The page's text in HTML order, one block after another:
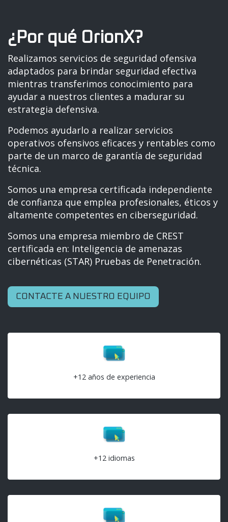
¿Por qué OrionX?
Realizamos servicios de seguridad ofensiva
adaptados para brindar seguridad efectiva
mientras transferimos conocimiento para
ayudar a nuestros clientes a madurar su
estrategia defensiva.
Podemos ayudarlo a realizar servicios
operativos ofensivos eficaces y rentables como
parte de un marco de garantía de seguridad
técnica.
Somos una empresa certificada independiente
de confianza que emplea profesionales, éticos y
altamente competentes en ciberseguridad.
Somos una empresa miembro de CREST
certificada en: Inteligencia de amenazas
cibernéticas (STAR) Pruebas de Penetración.
CONTACTE A NUESTRO EQUIPO
+12 años de experiencia
+12 idiomas